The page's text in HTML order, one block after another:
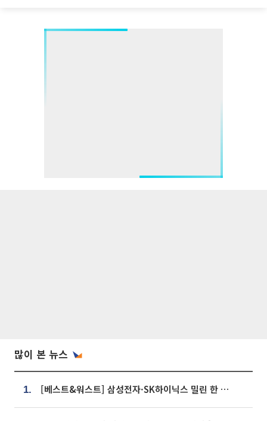
많이 본 뉴스
1. [베스트&워스트] 삼성전자·SK하이닉스 밀린 한 주…상상인증권은 85% 급등